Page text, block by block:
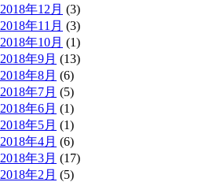
2018年12月 (3)
2018年11月 (3)
2018年10月 (1)
2018年9月 (13)
2018年8月 (6)
2018年7月 (5)
2018年6月 (1)
2018年5月 (1)
2018年4月 (6)
2018年3月 (17)
2018年2月 (5)